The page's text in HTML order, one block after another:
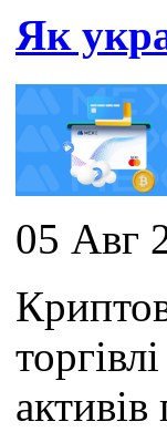
Як
05 Авг
активів